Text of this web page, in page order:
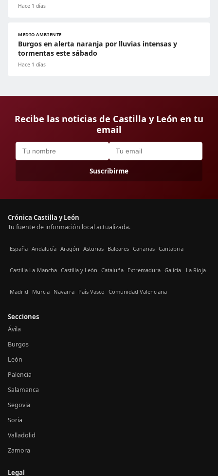
Hace 1 días
MEDIO AMBIENTE
Burgos en alerta naranja por lluvias intensas y
tormentas este sábado
Hace 1 días
Recibe las noticias de Castilla y León en tu
email
Suscribirme
Crónica Castilla y León
Tu fuente de información local actualizada.
España Andalucía Aragón Asturias Baleares Canarias Cantabria
Castilla La-Mancha Castilla y León Cataluña Extremadura Galicia La Rioja
Madrid Murcia Navarra País Vasco Comunidad Valenciana
Secciones
Ávila
Burgos
León
Palencia
Salamanca
Segovia
Soria
Valladolid
Zamora
Legal